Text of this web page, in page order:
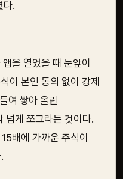
다.
을 열었을 때 눈앞이
이 본인 동의 없이 강제
여 쌓아 올린
넘게 쪼그라든 것이다.
배에 가까운 주식이